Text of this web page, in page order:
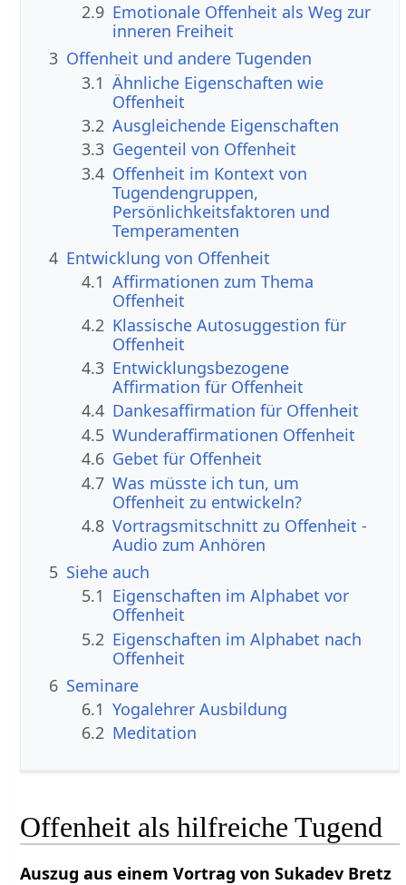
2.9 Emotionale Offenheit als Weg zur
inneren Freiheit
3 Offenheit und andere Tugenden
3.1 Ähnliche Eigenschaften wie
Offenheit
3.2 Ausgleichende Eigenschaften
3.3 Gegenteil von Offenheit
3.4 Offenheit im Kontext von
Tugendengruppen,
Persönlichkeitsfaktoren und
Temperamenten
4 Entwicklung von Offenheit
4.1 Affirmationen zum Thema
Offenheit
4.2 Klassische Autosuggestion für
Offenheit
4.3 Entwicklungsbezogene
Affirmation für Offenheit
4.4 Dankesaffirmation für Offenheit
4.5 Wunderaffirmationen Offenheit
4.6 Gebet für Offenheit
4.7 Was müsste ich tun, um
Offenheit zu entwickeln?
4.8 Vortragsmitschnitt zu Offenheit -
Audio zum Anhören
5 Siehe auch
5.1 Eigenschaften im Alphabet vor
Offenheit
5.2 Eigenschaften im Alphabet nach
Offenheit
6 Seminare
6.1 Yogalehrer Ausbildung
6.2 Meditation
Offenheit als hilfreiche Tugend
Auszug aus einem Vortrag von Sukadev Bretz